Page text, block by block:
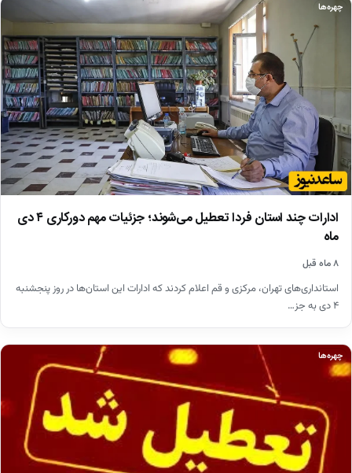
چهره‌ها
ادارات چند استان فردا تعطیل می‌شوند؛ جزئیات مهم دورکاری ۴ دی
ماه
۸ ماه قبل
استانداری‌های تهران، مرکزی و قم اعلام کردند که ادارات این استان‌ها در روز پنجشنبه
۴ دی به جز…
چهره‌ها